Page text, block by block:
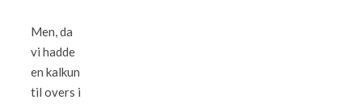
Men, da
vi hadde
en kalkun
til overs i